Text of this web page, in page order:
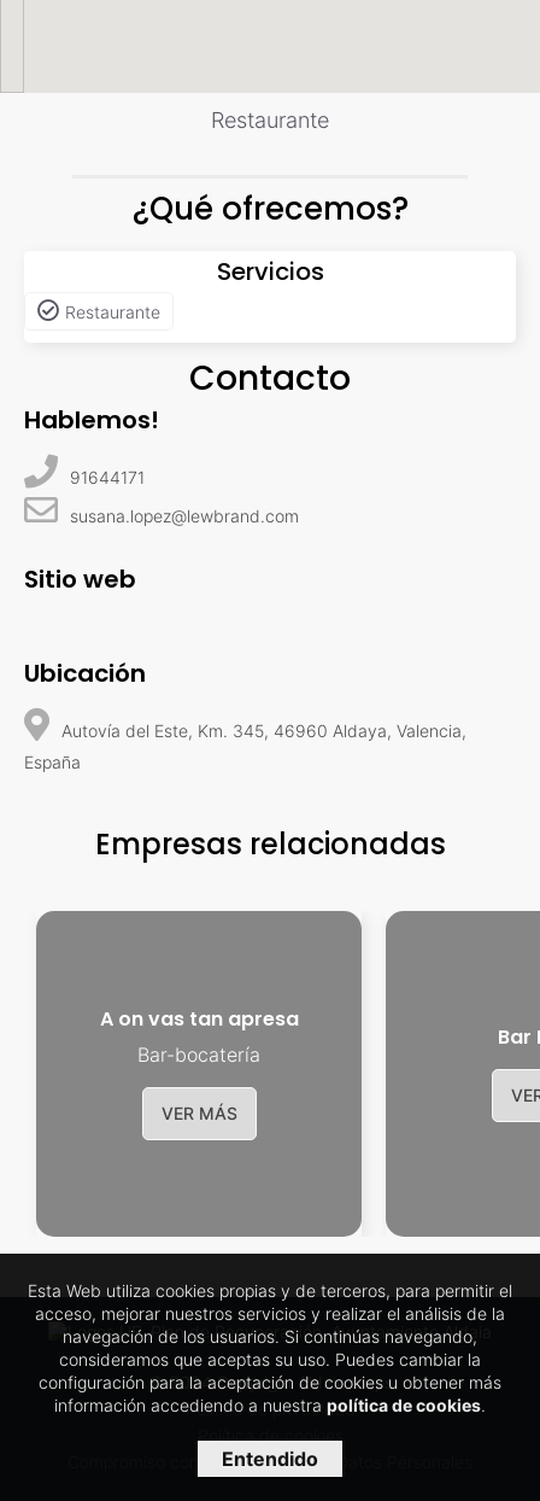
Restaurante
¿Qué ofrecemos?
Servicios
Restaurante
Contacto
Hablemos!
91644171
susana.lopez@lewbrand.com
Sitio web
Ubicación
Autovía del Este, Km. 345, 46960 Aldaya, Valencia,
España
Empresas relacionadas
A on vas tan apresa
Bar-bocatería
VER MÁS
Bar
© 2024 Copyright Aldaia maps
Política de privacidad
Compromiso con la Protección de Datos Personales
Esta Web utiliza cookies propias y de terceros, para permitir el
acceso, mejorar nuestros servicios y realizar el análisis de la
navegación de los usuarios. Si continúas navegando,
consideramos que aceptas su uso. Puedes cambiar la
configuración para la aceptación de cookies u obtener más
información accediendo a nuestra política de cookies.
Entendido